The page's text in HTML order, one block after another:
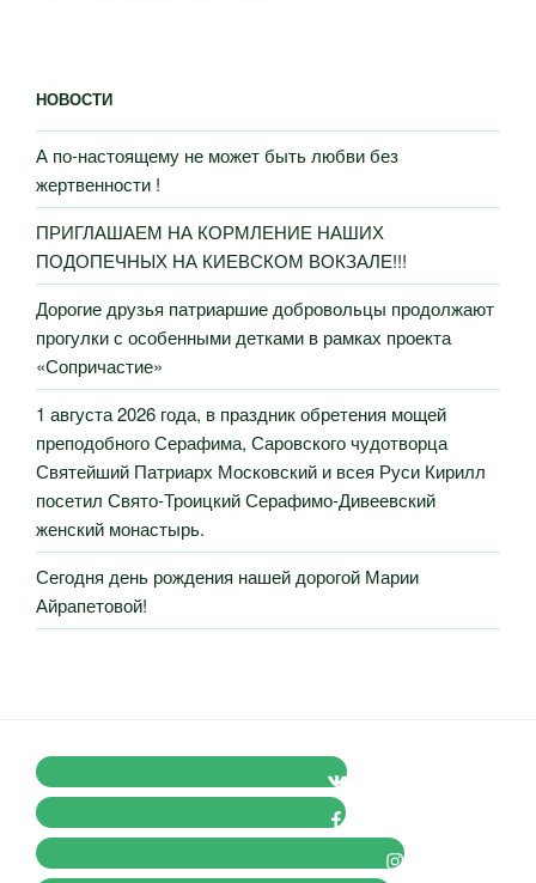
НОВОСТИ
А по-настоящему не может быть любви без
жертвенности !
ПРИГЛАШАЕМ НА КОРМЛЕНИЕ НАШИХ
ПОДОПЕЧНЫХ НА КИЕВСКОМ ВОКЗАЛЕ!!!
Дорогие друзья патриаршие добровольцы продолжают
прогулки с особенными детками в рамках проекта
«Сопричастие»
1 августа 2026 года, в праздник обретения мощей
преподобного Серафима, Саровского чудотворца
Святейший Патриарх Московский и всея Руси Кирилл
посетил Свято-Троицкий Серафимо-Дивеевский
женский монастырь.
Сегодня день рождения нашей дорогой Марии
Айрапетовой!
VK Православные Добровольцы
FB Православные Добровольцы
Instagram Православные Добровольцы